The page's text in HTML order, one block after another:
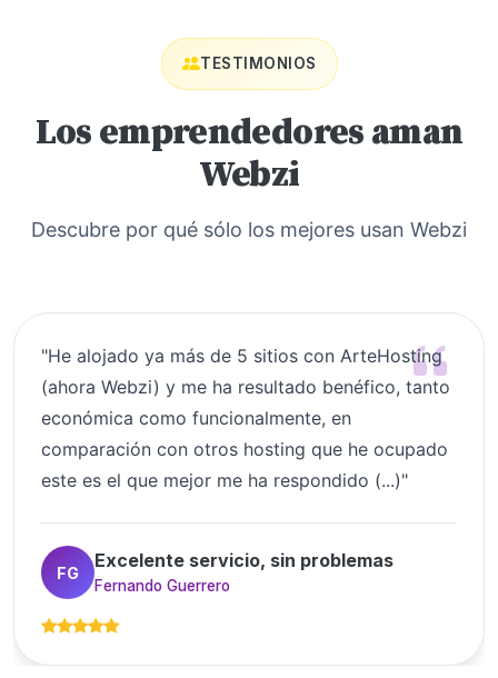
TESTIMONIOS
Los emprendedores aman
Webzi
Descubre por qué sólo los mejores usan Webzi
"He alojado ya más de 5 sitios con ArteHosting
(ahora Webzi) y me ha resultado benéfico, tanto
económica como funcionalmente, en
comparación con otros hosting que he ocupado
este es el que mejor me ha respondido (...)"
FG
Excelente servicio, sin problemas
Fernando Guerrero